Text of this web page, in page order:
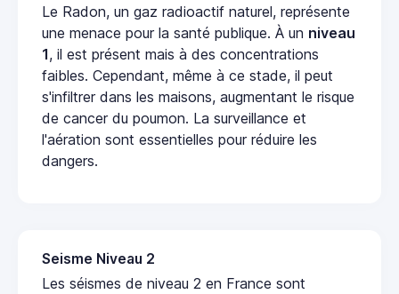
Le Radon, un gaz radioactif naturel, représente
une menace pour la santé publique. À un niveau
1, il est présent mais à des concentrations
faibles. Cependant, même à ce stade, il peut
s'infiltrer dans les maisons, augmentant le risque
de cancer du poumon. La surveillance et
l'aération sont essentielles pour réduire les
dangers.
Seisme Niveau 2
Les séismes de niveau 2 en France sont